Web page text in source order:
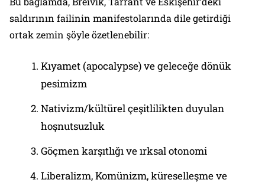
saldırının failinin manifestolarında dile getirdiği
ortak zemin şöyle özetlenebilir:
Kıyamet (apocalypse) ve geleceğe dönük
pesimizm
Nativizm/kültürel çeşitlilikten duyulan
hoşnutsuzluk
Göçmen karşıtlığı ve ırksal otonomi
Liberalizm, Komünizm, küreselleşme ve